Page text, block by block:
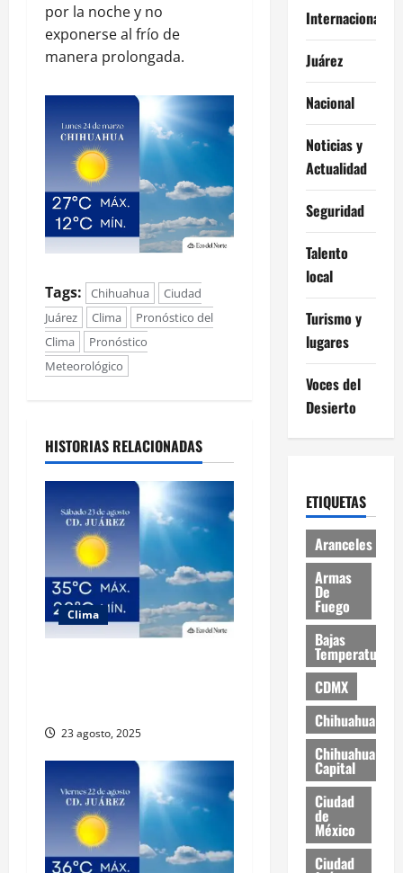
por la noche y no
exponerse al frío de
manera prolongada.
Tags: Chihuahua
Ciudad
Juárez
Clima
Pronóstico del
Clima
Pronóstico
Meteorológico
HISTORIAS RELACIONADAS
Clima
23 agosto, 2025
Internacional
Juárez
Nacional
Noticias y
Actualidad
Seguridad
Talento
local
Turismo y
lugares
Voces del
Desierto
ETIQUETAS
Aranceles
Armas
De
Fuego
Bajas
Temperaturas
CDMX
Chihuahua
Chihuahua
Capital
Ciudad
de
México
Ciudad